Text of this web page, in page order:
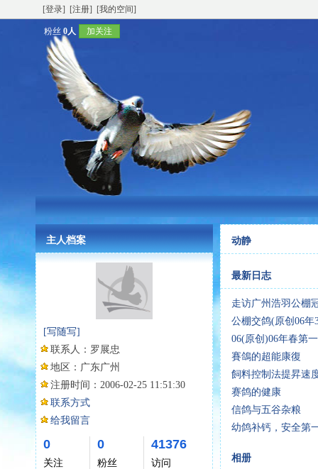
[登录] [注册] [我的空间]
粉丝 0人 加关注
主人档案
[写随写]
联系人： 罗展忠
地区： 广东广州
注册时间： 2006-02-25 11:51:30
联系方式
给我留言
0
关注
0
粉丝
41376
访问
动静
最新日志
走访广州浩羽公棚
公棚交鸽(原创06年
06(原创)06年春第
賽鴿的超能康復
飼料控制法提昇速
赛鸽的健康
信鸽与五谷杂粮
幼鸽补钙，安全第
相册